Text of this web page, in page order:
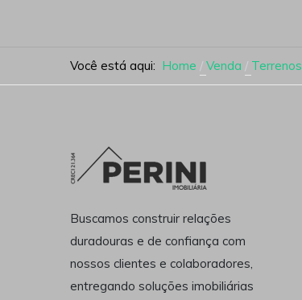
Você está aqui: Home Venda Terrenos
Buscamos construir relações
duradouras e de confiança com
nossos clientes e colaboradores,
entregando soluções imobiliárias